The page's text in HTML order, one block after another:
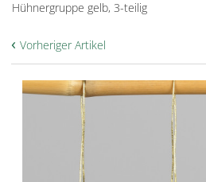
Hühnergruppe gelb, 3-teilig
‹ Vorheriger Artikel